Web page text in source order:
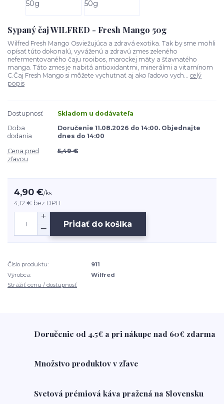
Sypaný čaj WILFRED - Fresh Mango 50g
Wilfred Fresh Mango Osviežujúca a zdravá exotika. Tak by sme mohli
opísať túto dokonalú, vyváženú a zdravú zmes zeleného
nefermentovaného čaju rooibos, marockej mäty a šťavnatého
manga. Táto zmes je nabitá antioxidantmi, minerálmi a vitamínom
C.Čaj Fresh Mango si môžete vychutnať aj ako ľadovo vych... celý
popis
Dostupnosť
Skladom u dodávateľa
Doba
dodania
Doručenie 11.08.2026 do 14:00. Objednajte
dnes do 14:00
Cena pred
zľavou
5,49 €
4,90 €/ks
4,12 € bez DPH
Pridať do košíka
Číslo produktu:
911
Výrobca:
Wilfred
Strážiť cenu / dostupnosť
Doručenie od 4.5€ a pri nákupe nad 60€ zdarma
Množstvo produktov v zľave
Svetová prémiová káva pražená na Slovensku